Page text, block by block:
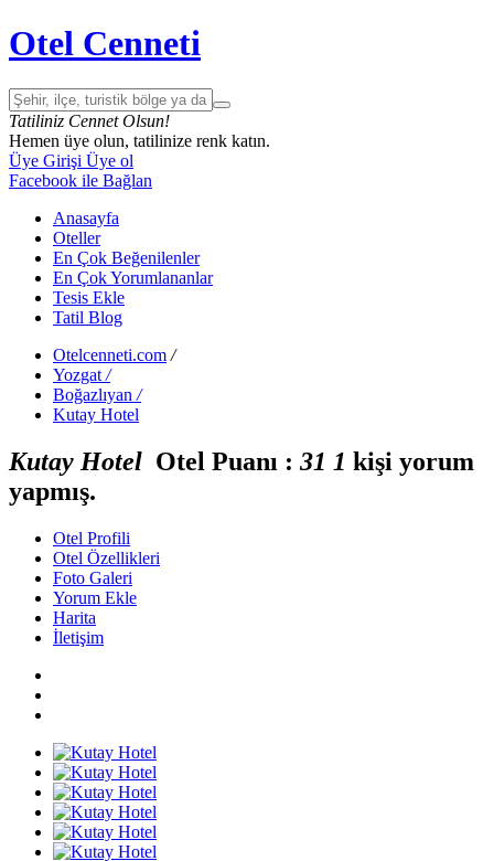
Otel Cenneti
Tatiliniz Cennet Olsun!
Hemen üye olun, tatilinize renk katın.
Üye Girişi Üye ol
Facebook ile Bağlan
Anasayfa
Oteller
En Çok Beğenilenler
En Çok Yorumlananlar
Tesis Ekle
Tatil Blog
Otelcenneti.com /
Yozgat /
Boğazlıyan /
Kutay Hotel
Kutay Hotel Otel Puanı : 31 1 kişi yorum
yapmış.
Otel Profili
Otel Özellikleri
Foto Galeri
Yorum Ekle
Harita
İletişim